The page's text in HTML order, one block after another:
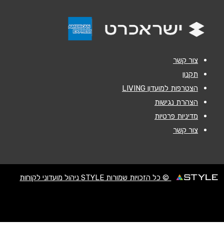
אנא חזרו אלי בקשר ל...
צור קשר
תקנון
הצטרפות למועדון LIVING
הצהרת נגישות
מדיניות פרטיות
צור קשר
© כל הזכויות שמורות STYLE ניהול מועדוני לקוחות